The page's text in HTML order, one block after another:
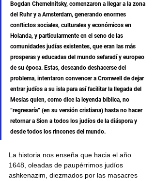
Bogdan Chemelnitsky, comenzaron a llegar a la zona
del Ruhr y a Amsterdam, generando enormes
conflictos sociales, culturales y económicos en
Holanda, y particularmente en el seno de las
comunidades judías existentes, que eran las más
prosperas y educadas del mundo sefaradí y europeo
de su época. Estas, deseando deshacerse del
problema, intentaron convencer a Cromwell de dejar
entrar judíos a su isla para así facilitar la llegada del
Mesías quien, como dice la leyenda bíblica, no
“regresaría” (en su versión cristiana) hasta no hacer
retornar a Sion a todos los judíos de la diáspora y
desde todos los rincones del mundo.
La historia nos enseña que hacia el año
1648, oleadas de paupérrimos judíos
ashkenazim, diezmados por las masacres